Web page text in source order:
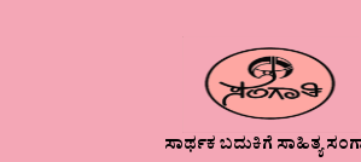
ಸಾರ್ಥಕ ಬದುಕಿಗೆ ಸಾಹಿತ್ಯ